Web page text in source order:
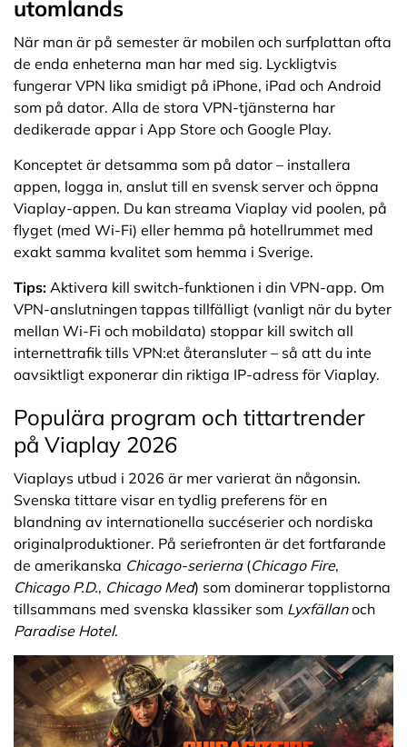
utomlands
När man är på semester är mobilen och surfplattan ofta
de enda enheterna man har med sig. Lyckligtvis
fungerar VPN lika smidigt på iPhone, iPad och Android
som på dator. Alla de stora VPN-tjänsterna har
dedikerade appar i App Store och Google Play.
Konceptet är detsamma som på dator – installera
appen, logga in, anslut till en svensk server och öppna
Viaplay-appen. Du kan streama Viaplay vid poolen, på
flyget (med Wi-Fi) eller hemma på hotellrummet med
exakt samma kvalitet som hemma i Sverige.
Tips: Aktivera kill switch-funktionen i din VPN-app. Om
VPN-anslutningen tappas tillfälligt (vanligt när du byter
mellan Wi-Fi och mobildata) stoppar kill switch all
internettrafik tills VPN:et återansluter – så att du inte
oavsiktligt exponerar din riktiga IP-adress för Viaplay.
Populära program och tittartrender
på Viaplay 2026
Viaplays utbud i 2026 är mer varierat än någonsin.
Svenska tittare visar en tydlig preferens för en
blandning av internationella succéserier och nordiska
originalproduktioner. På seriefronten är det fortfarande
de amerikanska Chicago-serierna(Chicago Fire,
Chicago P.D., Chicago Med) som dominerar topplistorna
tillsammans med svenska klassiker som Lyxfällanoch
Paradise Hotel.